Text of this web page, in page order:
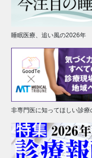
睡眠医療、追い風の2026年
非専門医に知ってほしい診療